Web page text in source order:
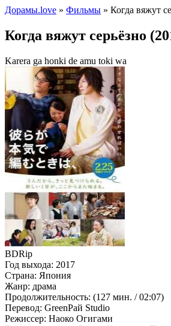
Дорамы.love » Фильмы » Когда вяжут
Когда вяжут серьёзно
Karera ga honki de amu toki wa
BDRip
Год выхода: 2017
Страна: Япония
Жанр: драма
Продолжительность: (127 мин. / 02:07)
Перевод: GreenРай Studio
Режиссер: Наоко Огигами